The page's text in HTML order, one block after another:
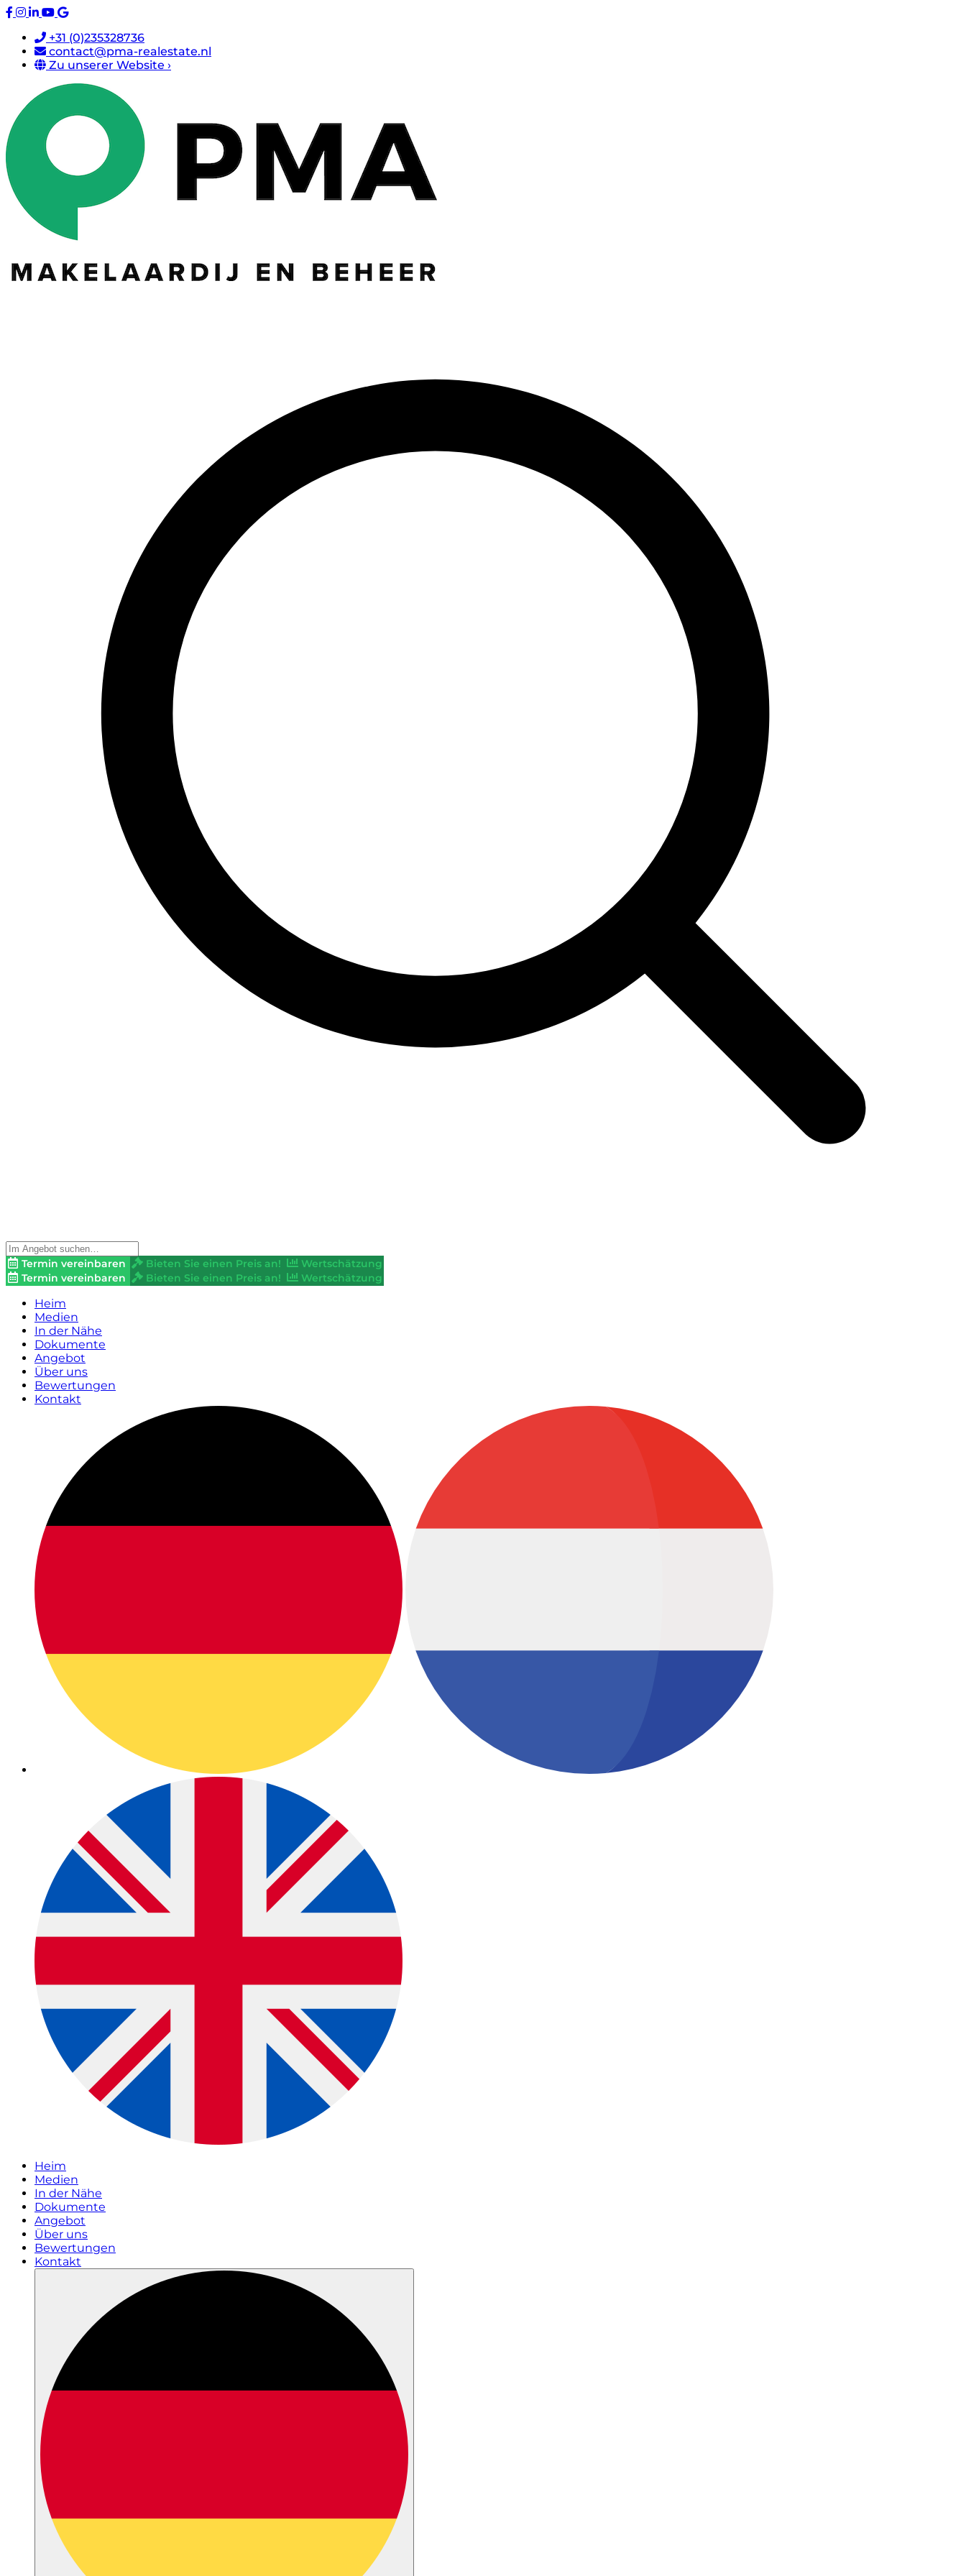
+31 (0)235328736
contact@pma-realestate.nl
Zu unserer Website ›
Termin vereinbaren Bieten Sie einen Preis an!
Wertschätzung
Termin vereinbaren
Bieten Sie einen Preis an! Wertschätzung
Heim
Medien
In der Nähe
Dokumente
Angebot
Über uns
Bewertungen
Kontakt
Heim
Medien
In der Nähe
Dokumente
Angebot
Über uns
Bewertungen
Kontakt